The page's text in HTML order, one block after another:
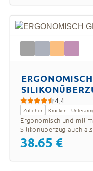
4,4
Zubehör Krücken -
Ergonomisch und
Silikonüberzug auch
38.65 €